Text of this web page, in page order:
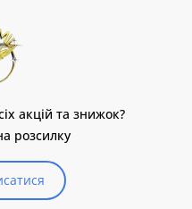
акцій та знижок?
розсилку